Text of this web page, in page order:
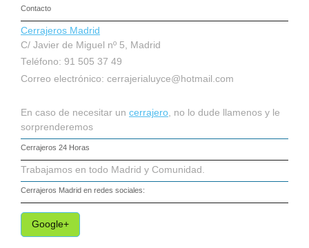
Contacto
Cerrajeros Madrid
C/ Javier de Miguel nº 5, Madrid
Teléfono: 91 505 37 49
Correo electrónico: cerrajerialuyce@hotmail.com
En caso de necesitar un cerrajero , no lo dude llamenos y le
sorprenderemos
Cerrajeros 24 Horas
Trabajamos en todo Madrid y Comunidad.
Cerrajeros Madrid en redes sociales:
Google+